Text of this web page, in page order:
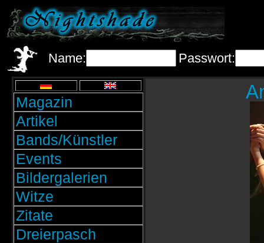
Name: Passwort:
Magazin
Artikel
Bands/Künstler
Events
Bildergalerien
Witze
Zitate
Dreierpasch